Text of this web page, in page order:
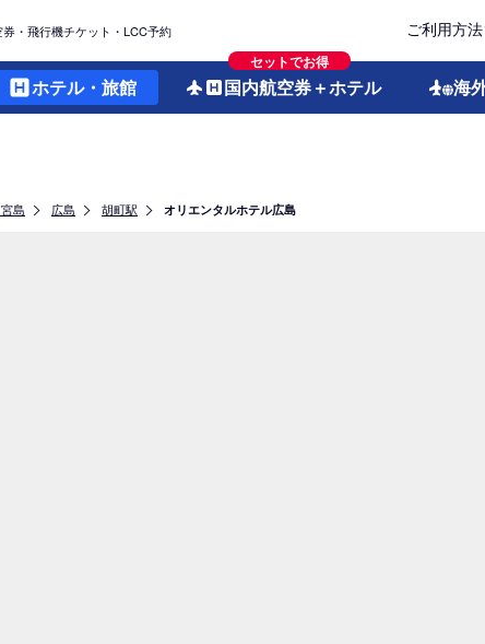
・飛行機チケット・LCC予約 ご利用方法
ホテル・旅館
セットでお得
国内航空券＋ホテル 海
島 広島 胡町駅 オリエンタルホテル広島